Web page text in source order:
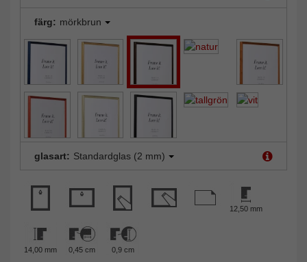
färg: mörkbrun
glasart: Standardglas (2 mm)
12,50 mm
14,00 mm 0,45 cm 0,9 cm